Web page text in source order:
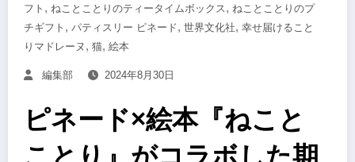
フト , ねことことりのティータイムボックス, ねことことりのプ
チギフト , パティスリー ピネード, 世界文化社, 幸せ届けること
りマドレーヌ , 猫, 絵本
編集部 2024年8月30日
ピネード×絵本『ねこと